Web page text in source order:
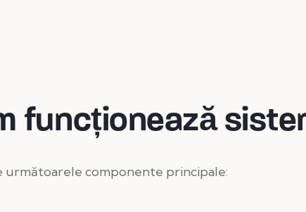
funcționează
componente principale: